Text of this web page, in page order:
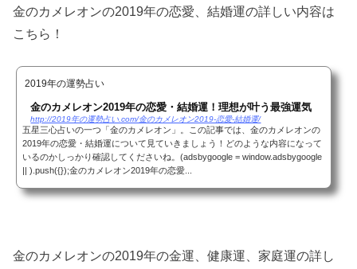
金のカメレオンの2019年の恋愛、結婚運の詳しい内容は
こちら！
2019年の運勢占い
金のカメレオン2019年の恋愛・結婚運！理想が叶う最強運気
http://2019年の運勢占い.com/金のカメレオン2019-恋愛-結婚運/
五星三心占いの一つ「金のカメレオン」。この記事では、金のカメレオンの
2019年の恋愛・結婚運について見ていきましょう！どのような内容になって
いるのかしっかり確認してくださいね。(adsbygoogle = window.adsbygoogle
|| ).push({});金のカメレオン2019年の恋愛...
金のカメレオンの2019年の金運、健康運、家庭運の詳し